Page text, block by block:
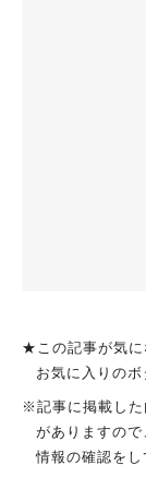
★この記事が気に
お気に入りのボ
※記事に掲載した
がありますの
情報の確認を